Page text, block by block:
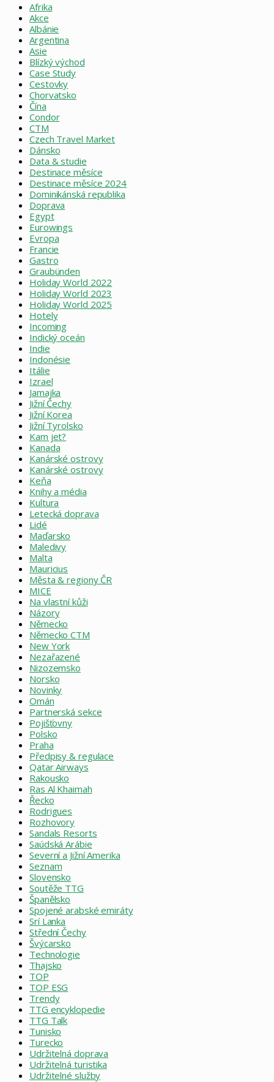
Afrika
Akce
Albánie
Argentina
Asie
Blízký východ
Case Study
Cestovky
Chorvatsko
Čína
Condor
CTM
Czech Travel Market
Dánsko
Data & studie
Destinace měsíce
Destinace měsíce 2024
Dominikánská republika
Doprava
Egypt
Eurowings
Evropa
Francie
Gastro
Graubünden
Holiday World 2022
Holiday World 2023
Holiday World 2025
Hotely
Incoming
Indický oceán
Indie
Indonésie
Itálie
Izrael
Jamajka
Jižní Čechy
Jižní Korea
Jižní Tyrolsko
Kam jet?
Kanada
Kanárské ostrovy
Kanárské ostrovy
Keňa
Knihy a média
Kultura
Letecká doprava
Lidé
Maďarsko
Maledivy
Malta
Mauricius
Města & regiony ČR
MICE
Na vlastní kůži
Názory
Německo
Německo CTM
New York
Nezařazené
Nizozemsko
Norsko
Novinky
Omán
Partnerská sekce
Pojišťovny
Polsko
Praha
Předpisy & regulace
Qatar Airways
Rakousko
Ras Al Khaimah
Řecko
Rodrigues
Rozhovory
Sandals Resorts
Saúdská Arábie
Severní a Jižní Amerika
Seznam
Slovensko
Soutěže TTG
Španělsko
Spojené arabské emiráty
Srí Lanka
Střední Čechy
Švýcarsko
Technologie
Thajsko
TOP
TOP ESG
Trendy
TTG encyklopedie
TTG Talk
Tunisko
Turecko
Udržitelná doprava
Udržitelná turistika
Udržitelné služby